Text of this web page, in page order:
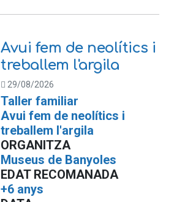
Avui fem de neolítics i
treballem l'argila
29/08/2026
Taller familiar
Avui fem de neolítics i
treballem l'argila
ORGANITZA
Museus de Banyoles
EDAT RECOMANADA
+6 anys